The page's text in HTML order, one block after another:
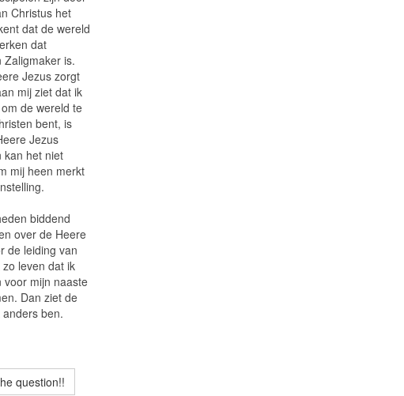
Christus het
dat de wereld
dat
Zaligmaker is.
Jezus zorgt
mij ziet dat ik
de wereld te
bent, is
Jezus
kan het niet
mij heen merkt
biddend
over de Heere
de leiding van
leven dat ik
voor mijn naaste
Dan ziet de
ben.
question!!